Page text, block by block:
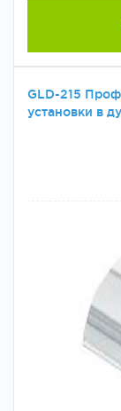
GLD-215
установки в